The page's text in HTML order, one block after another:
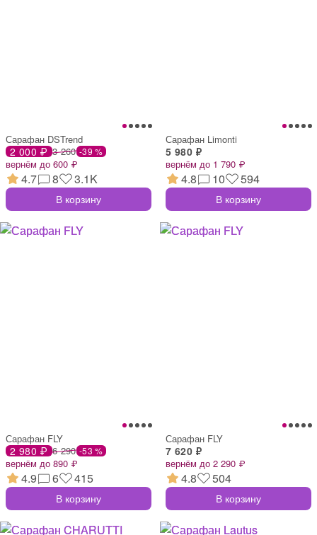
Сарафан DSTrend
2 000 ₽ 3 260 -39 %
вернём до 600 ₽
4.7 8 3.1K
В корзину
Сарафан Limonti
5 980 ₽
вернём до 1 790 ₽
4.8 10 594
В корзину
Сарафан FLY
2 980 ₽ 6 290 -53 %
вернём до 890 ₽
4.9 6 415
В корзину
Сарафан FLY
7 620 ₽
вернём до 2 290 ₽
4.8 504
В корзину